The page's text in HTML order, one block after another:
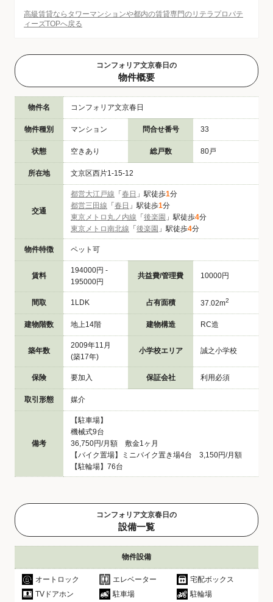
高級賃貸ならタワーマンションや都内の賃貸専門のリテラプロパテ
ィーズTOPへ戻る
コンフォリア文京春日の
物件概要
物件名 コンフォリア文京春日
物件種別 マンション 問合せ番号 33
状態 空きあり 総戸数 80戸
所在地 文京区西片1-15-12
交通
都営大江戸線 「 春日 」駅徒歩1分
都営三田線 「 春日 」駅徒歩1分
東京メトロ丸ノ内線 「 後楽園 」駅徒歩4分
東京メトロ南北線 「 後楽園 」駅徒歩4分
物件特徴 ペット可
賃料
194000円 -
195000円
共益費/管理費 10000円
間取 1LDK 占有面積 37.02m2
建物階数 地上14階 建物構造 RC造
築年数
2009年11月
(築17年)
小学校エリア 誠之小学校
保険 要加入 保証会社 利用必須
取引形態 媒介
備考
【駐車場】
機械式9台
36,750円/月額 敷金1ヶ月
【バイク置場】ミニバイク置き場4台 3,150円/月額
【駐輪場】76台
コンフォリア文京春日の
設備一覧
物件設備
オートロック エレベーター
宅配ボックス
TVドアホン
駐車場 駐輪場